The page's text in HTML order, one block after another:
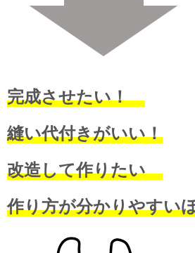
完成させたい！
縫い代付きがいい！
改造して作りたい
作り方が分かりやすい